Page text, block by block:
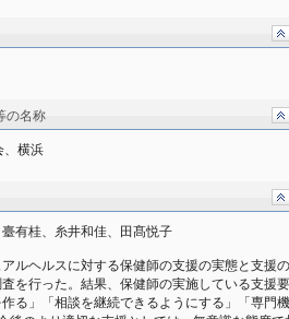
の名称
、横浜
臺有桂、糸井和佳、田髙悦子
アルヘルスに対する保健師の支援の実態と支援
を行った。結果、保健師の実施している支援
る」「相談を継続できるようにする」「専門